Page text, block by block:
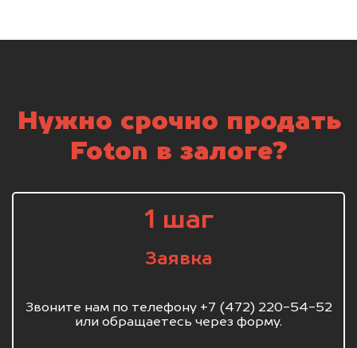
Нужно срочно продать
Foton в залоге?
1 шаг
Заявка
Звоните нам по телефону +7 (472) 220-54-52
или обращаетесь через форму.